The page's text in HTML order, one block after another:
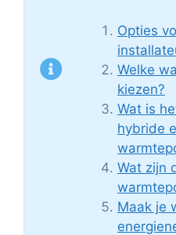
Opties
Welke
kiezen?
Wat is
hybride
Wat zijn
Maak je